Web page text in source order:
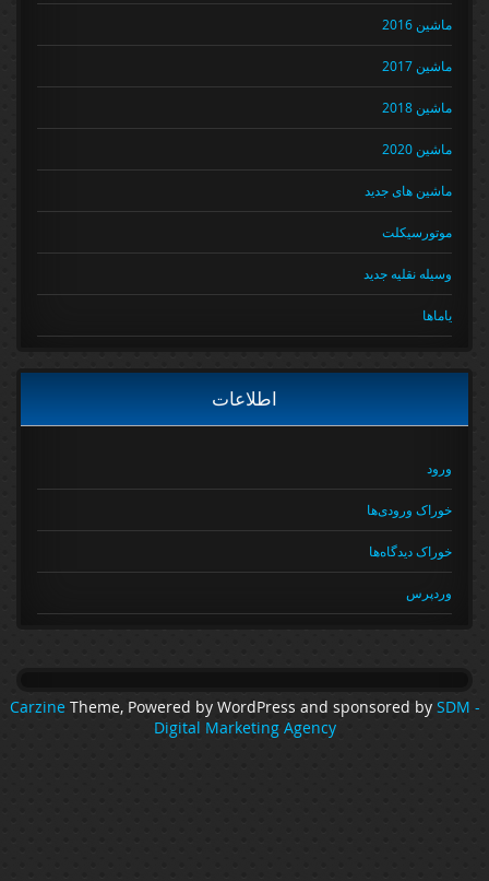
ماشین 2016
ماشین 2017
ماشین 2018
ماشین 2020
ماشین های جدید
موتورسیکلت
وسیله نقلیه جدید
یاماها
اطلاعات
ورود
خوراک ورودی‌ها
خوراک دیدگاه‌ها
وردپرس
CarzineTheme, Powered by WordPress and sponsored by
Digital Marketing Agency